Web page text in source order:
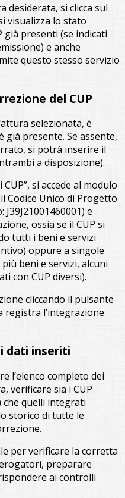
desiderata, si clicca sul
visualizza lo stato
già presenti (se indicati
e anche
questo stesso servizio
del CUP
selezionata, è
già presente. Se assente,
si potrà inserire il
a disposizione).
si accede al modulo
Codice Unico di Progetto
e
ossia se il CUP si
tutti i beni e servizi
oppure a singole
beni e servizi, alcuni
con CUP diversi).
cliccando il pulsante
registra l’integrazione
dati inseriti
l’elenco completo dei
verificare sia i CUP
quelli integrati
storico di tutte le
per verificare la corretta
preparare
ai controlli